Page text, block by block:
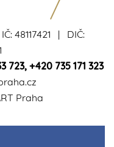
48117421 | DIČ:
723, +420 735 171 323
Praha